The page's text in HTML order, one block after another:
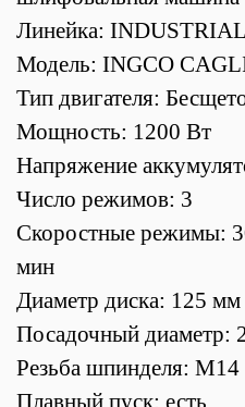
Линейка: INDUSTRIAL
Модель: INGCO
Тип двигателя:
Мощность: 1200 Вт
Напряжение
Число режимов: 3
Скоростные режимы:
мин
Диаметр диска: 125 мм
Посадочный диаметр:
Резьба шпинделя: М14
Плавный пуск: есть